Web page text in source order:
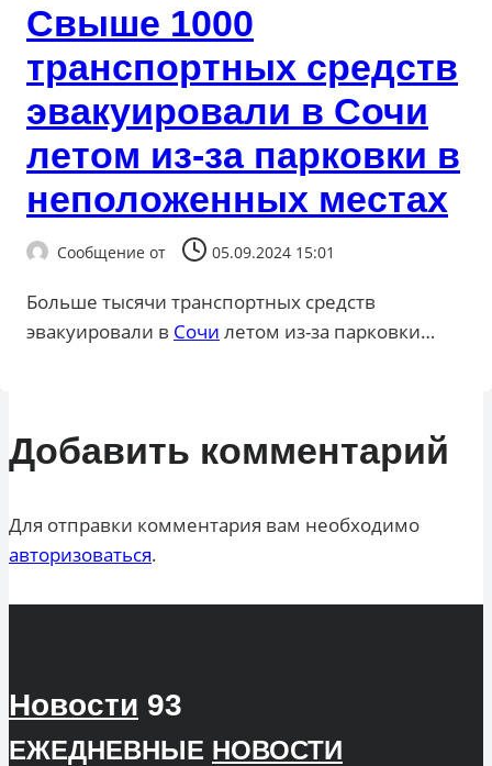
Свыше 1000
транспортных средств
эвакуировали в Сочи
летом из-за парковки в
неположенных местах
Сообщение от 05.09.2024 15:01
Больше тысячи транспортных средств
эвакуировали в Сочи летом из-за парковки…
Добавить комментарий
Для отправки комментария вам необходимо
авторизоваться.
Новости 93
ЕЖЕДНЕВНЫЕ НОВОСТИ